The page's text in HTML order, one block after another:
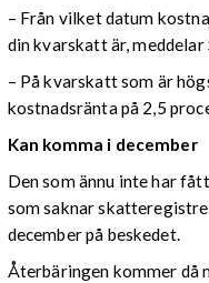
– Från vilket datum
din kvarskatt är,
– På kvarskatt som är
kostnadsränta på 2,5
Kan komma i december
Den som ännu inte har
som saknar
december på beskedet.
Återbäringen kommer då